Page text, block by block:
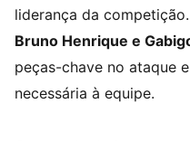
liderança da competição.
Bruno Henrique e
peças-chave no ataque
necessária à equipe.